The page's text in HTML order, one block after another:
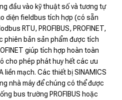
đầu vào kỹ thuật số và tương tự
diện fieldbus tích hợp (có sẵn
RTU, PROFIBUS, PROFINET,
phiên bản sản phẩm được tích
giúp tích hợp hoàn toàn
cho phép phát huy hết các ưu
liền mạch. Các thiết bị SINAMICS
nhà máy để chúng có thể được
bus trường PROFIBUS hoặc